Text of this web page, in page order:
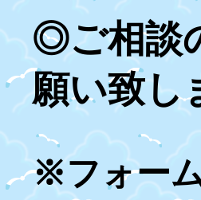
◎ご相談
願い致し
※フォー